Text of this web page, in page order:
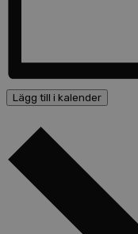
Lägg till i kalender